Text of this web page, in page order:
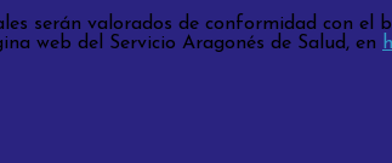
serán valorados de conformidad con el
web del Servicio Aragonés de Salud, en